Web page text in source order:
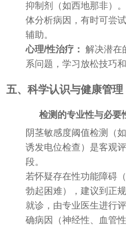
抑制剂（如西地那非）
体分析病因，有时可尝
辅助。
心理/性治疗： 解决潜在
系问题，学习放松技巧
五、科学认识与健康管理
检测的专业性与必要
阴茎敏感度阈值检测（
诱发电位检查）是客观
段。
若怀疑存在性功能障碍
勃起困难），建议到正
就诊，由专业医生进行
确病因（神经性、血管